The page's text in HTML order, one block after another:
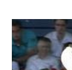
POWER - MILLAR
HERO -LEJAUNE
BREEN 9 JALLA